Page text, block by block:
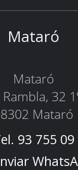
Mataró
Mataró
Rambla, 32
Mataró
93 755